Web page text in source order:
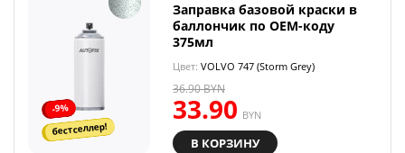
-9%
бестселлер!
Заправка базовой краски в
баллончик по OEM-коду
375мл
Цвет: VOLVO 747 (Storm Grey)
33.90 BYN
36.90BYN
В КОРЗИНУ